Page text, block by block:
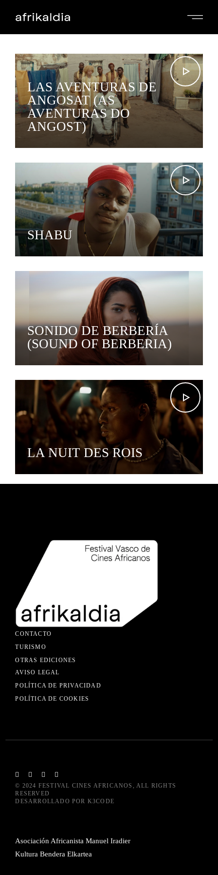
LAS AVENTURAS DE
ANGOSAT (AS
AVENTURAS DO
ANGOST)
SHABU
SONIDO DE BERBERÍA
(SOUND OF BERBERIA)
LA NUIT DES ROIS
CONTACTO
TURISMO
OTRAS EDICIONES
AVISO LEGAL
POLÍTICA DE PRIVACIDAD
POLÍTICA DE COOKIES
© 2024 FESTIVAL CINES AFRICANOS
, ALL RIGHTS
RESERVED
DESARROLLADO POR K3CODE
Asociación Africanista Manuel Iradier
Kultura Bendera Elkartea